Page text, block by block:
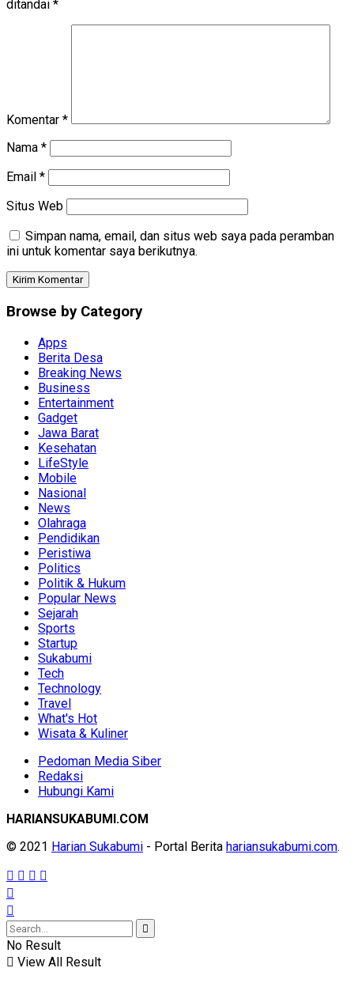
ditandai *
Komentar *
Nama *
Email *
Situs Web
Simpan nama, email, dan situs web saya pada peramban
ini untuk komentar saya berikutnya.
Browse by Category
Apps
Berita Desa
Breaking News
Business
Entertainment
Gadget
Jawa Barat
Kesehatan
LifeStyle
Mobile
Nasional
News
Olahraga
Pendidikan
Peristiwa
Politics
Politik & Hukum
Popular News
Sejarah
Sports
Startup
Sukabumi
Tech
Technology
Travel
What's Hot
Wisata & Kuliner
Pedoman Media Siber
Redaksi
Hubungi Kami
HARIANSUKABUMI.COM
© 2021 Harian Sukabumi - Portal Berita hariansukabumi.com.
No Result
View All Result